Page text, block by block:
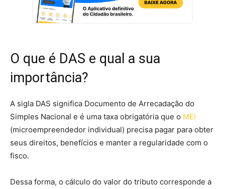
O que é DAS e qual a sua
importância?‍
A sigla DAS significa Documento de Arrecadação do
Simples Nacional e é uma taxa obrigatória que o MEI
(microempreendedor individual) precisa pagar para obter
seus direitos, benefícios e manter a regularidade com o
fisco. ‍
Dessa forma, o cálculo do valor do tributo corresponde a